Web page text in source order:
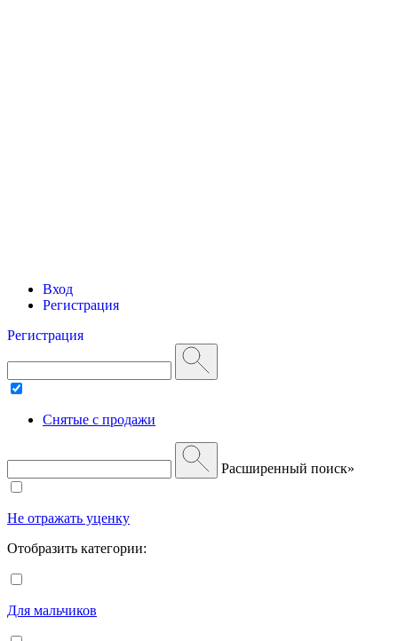
Вход
Регистрация
Регистрация
Снятые с продажи
Расширенный поиск»
Не отражать уценку
Отобразить категории:
Для мальчиков